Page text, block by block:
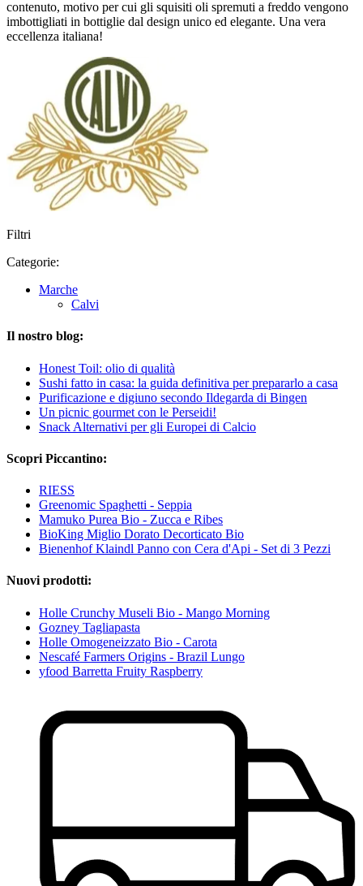
contenuto, motivo per cui gli squisiti oli spremuti a freddo vengono
imbottigliati in bottiglie dal design unico ed elegante. Una vera
eccellenza italiana!
Filtri
Categorie:
Marche
Calvi
Il nostro blog:
Honest Toil: olio di qualità
Sushi fatto in casa: la guida definitiva per prepararlo a casa
Purificazione e digiuno secondo Ildegarda di Bingen
Un picnic gourmet con le Perseidi!
Snack Alternativi per gli Europei di Calcio
Scopri Piccantino:
RIESS
Greenomic Spaghetti - Seppia
Mamuko Purea Bio - Zucca e Ribes
BioKing Miglio Dorato Decorticato Bio
Bienenhof Klaindl Panno con Cera d'Api - Set di 3 Pezzi
Nuovi prodotti:
Holle Crunchy Museli Bio - Mango Morning
Gozney Tagliapasta
Holle Omogeneizzato Bio - Carota
Nescafé Farmers Origins - Brazil Lungo
yfood Barretta Fruity Raspberry